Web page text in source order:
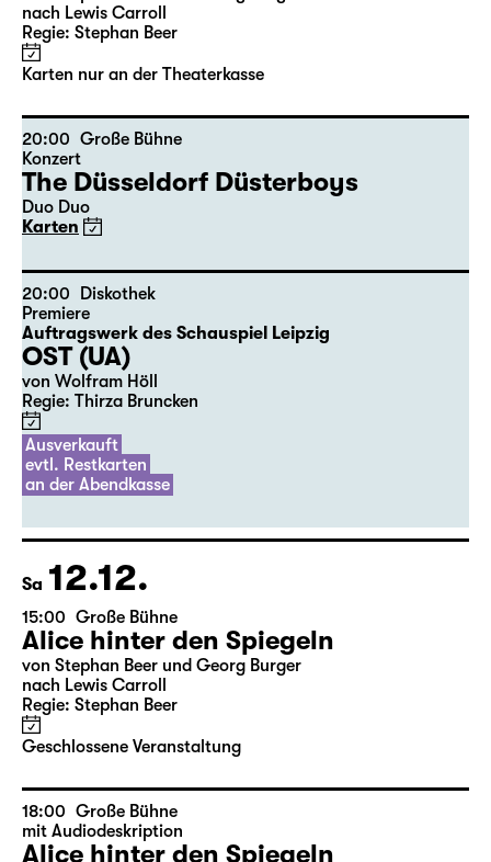
10:00 Große Bühne
mit Audiodeskription
Alice hinter den Spiegeln
von Stephan Beer und Georg Burger
Regie: Stephan Beer
Karten nur an der Theaterkasse
20:00
Große Bühne
The Düsseldorf Düsterboys
Duo Duo
Karten
20:00 Diskothek
Premiere
Auftragswerk des Schauspiel Leipzig
OST (UA)
von Wolfram Höll
Regie: Thirza Bruncken
Ausverkauft
evtl. Restkarten
an der Abendkasse
Sa 12.12.
15:00 Große Bühne
Alice hinter den Spiegeln
von Stephan Beer und Georg Burger
Regie: Stephan Beer
Geschlossene Veranstaltung